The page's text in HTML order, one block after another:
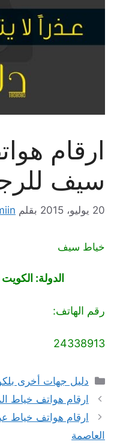
ارقام
سيف
20 يوليو، 2015 بقلم
خياط سيف
الدولة:
رقم الهاتف:
24338913
التصنيفات
دليل جهات أخرى
ارقام هواتف خياط
ارقام هواتف خياط
العاصمة